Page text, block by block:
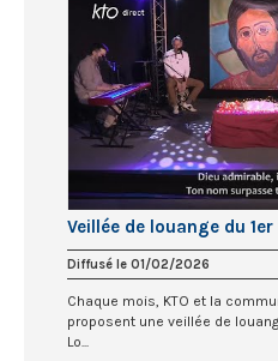
Veillée de louange du
Diffusé le 01/02/2026
Chaque mois, KTO et la
proposent une veillée de
Lo...